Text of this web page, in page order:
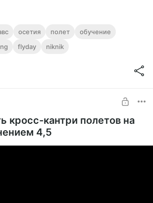
осетия полет
обучение
flyday niknik
кросс-кантри полетов на
4,5